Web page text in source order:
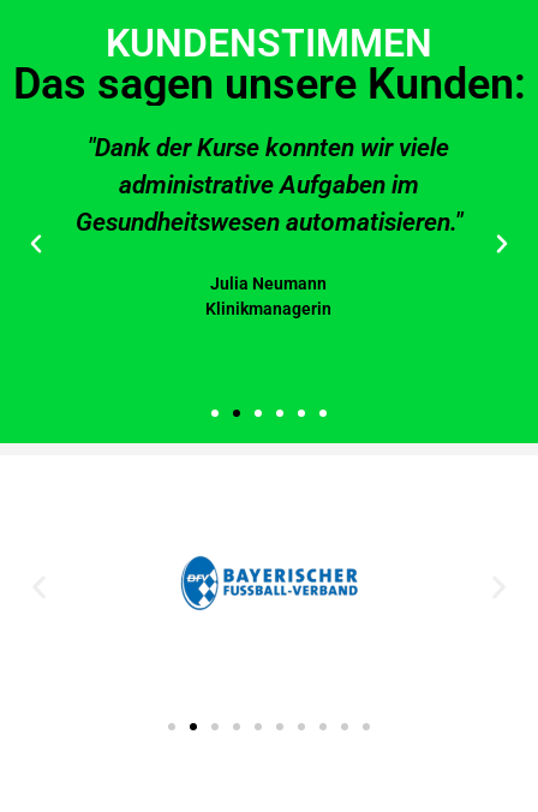
KUNDENSTIMMEN
Das sagen unsere Kunden:
"Dank der Kurse konnten wir viele
administrative Aufgaben im
Gesundheitswesen automatisieren."
Julia Neumann
Klinikmanagerin